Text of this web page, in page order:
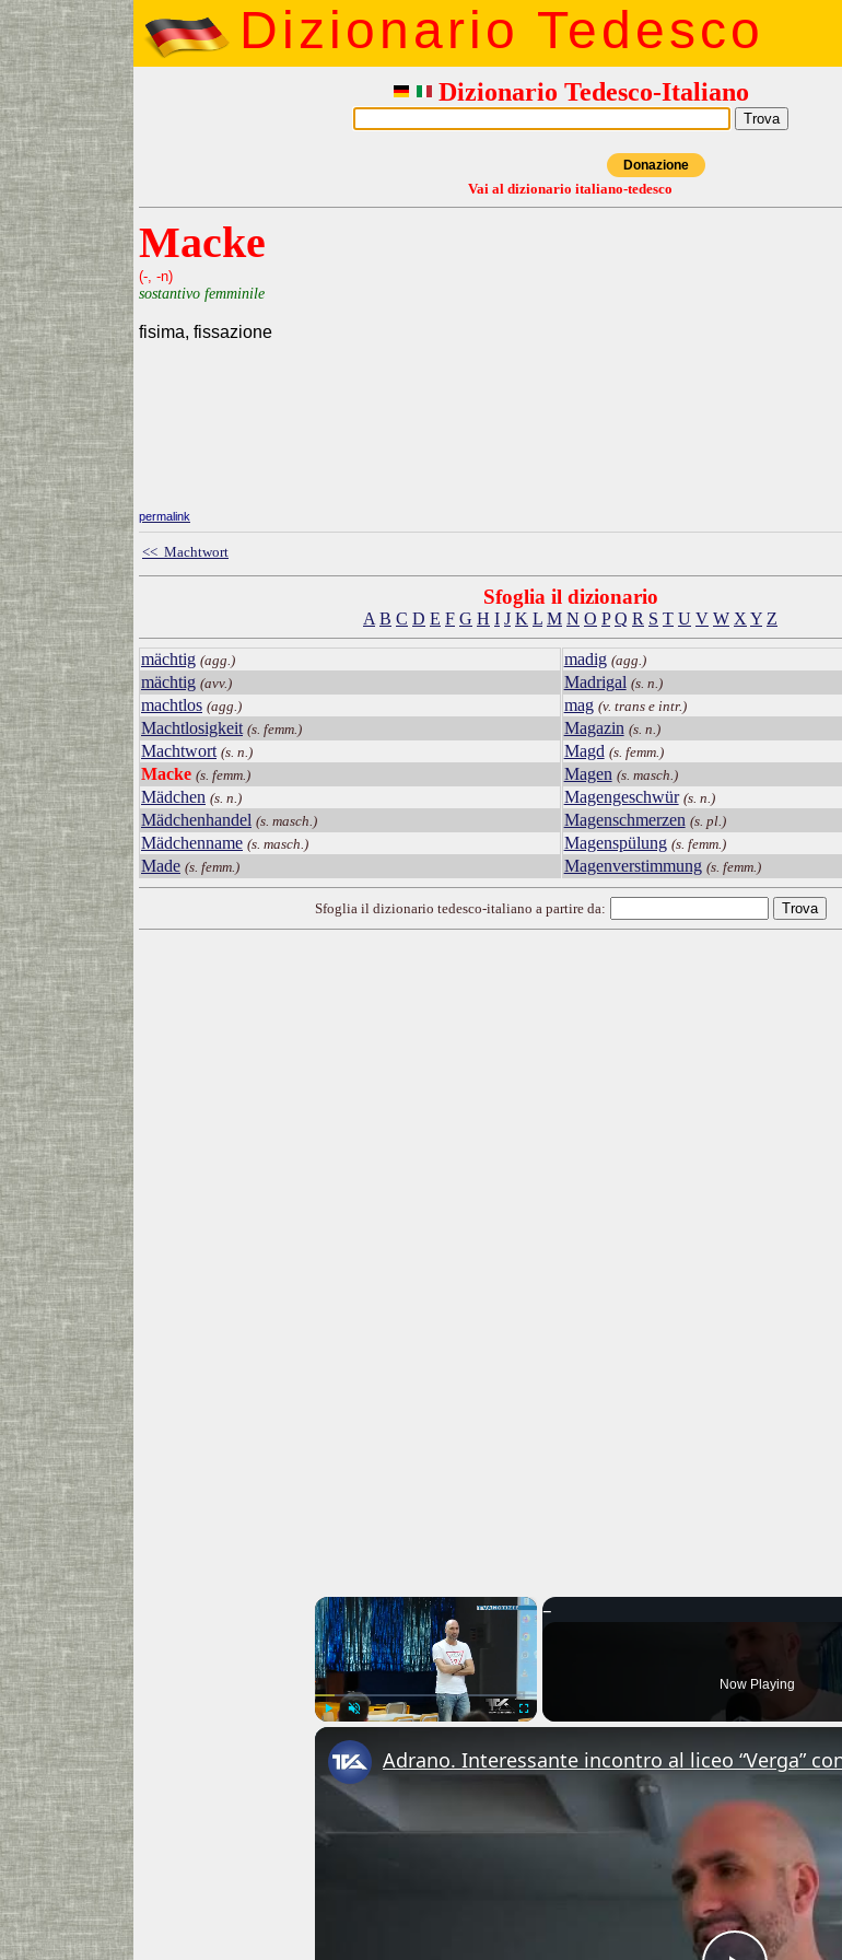
Dizionario Tedesco
Dizionario Tedesco-Italiano
Donazione
Vai al dizionario italiano-tedesco
Macke
(-, -n)
sostantivo femminile
fisima, fissazione
permalink
<< Machtwort
Sfoglia il dizionario
A B C D E F G H I J K L M N O P Q R S T U V W X Y Z
mächtig (agg.)
mächtig (avv.)
machtlos (agg.)
Machtlosigkeit (s. femm.)
Machtwort (s. n.)
Macke (s. femm.)
Mädchen (s. n.)
Mädchenhandel (s. masch.)
Mädchenname (s. masch.)
Made (s. femm.)
madig (agg.)
Madrigal (s. n.)
mag (v. trans e intr.)
Magazin (s. n.)
Magd (s. femm.)
Magen (s. masch.)
Magengeschwür (s. n.)
Magenschmerzen (s. pl.)
Magenspülung (s. femm.)
Magenverstimmung (s. femm.)
Sfoglia il dizionario tedesco-italiano a partire da:
×
Now Playing